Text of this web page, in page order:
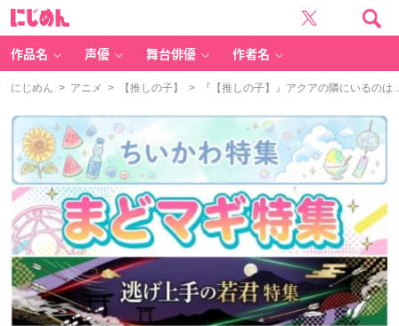
作品名 声優 舞台俳優 作者名
にじめん > アニメ > 【推しの子】 > 『【推しの子】』アクアの隣にいるの